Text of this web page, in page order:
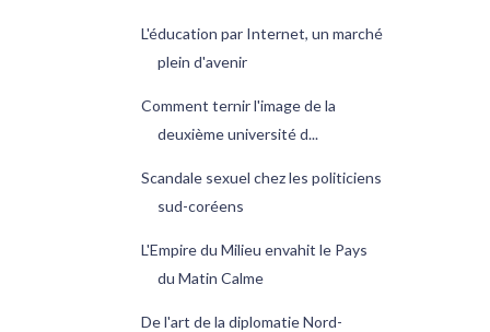
L'éducation par Internet, un marché
plein d'avenir
Comment ternir l'image de la
deuxième université d...
Scandale sexuel chez les politiciens
sud-coréens
L'Empire du Milieu envahit le Pays
du Matin Calme
De l'art de la diplomatie Nord-